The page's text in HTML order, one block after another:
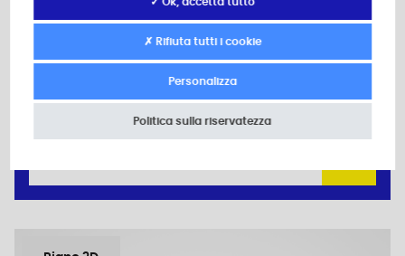
Materiale: Poliammide (PA)
L: 35,0
Quantità minima di vendita : 1000
✗ Rifiuta tutti i cookie
Personalizza
Politica sulla riservatezza